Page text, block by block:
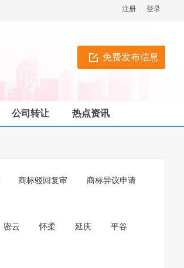
登录
注册
免费发布信息
公司转让 热点资讯
商标驳回复审 商标异议申请
密云 怀柔 延庆 平谷